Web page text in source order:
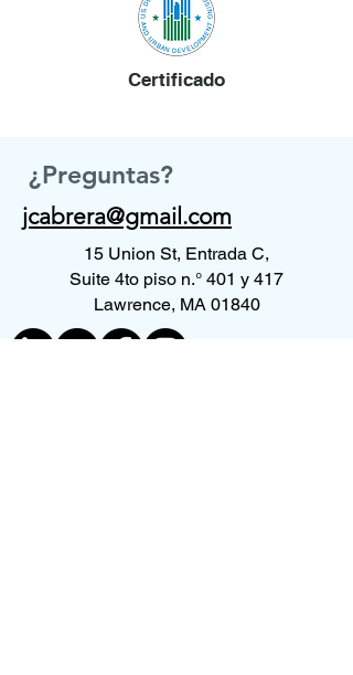
Certificado
¿Preguntas?
jcabrera@gmail.com
15 Union St, Entrada C,
Suite 4to piso n.° 401 y 417
Lawrence, MA 01840